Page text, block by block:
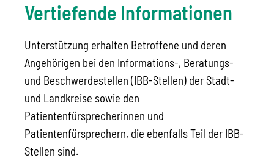
Vertiefende Informationen
Unterstützung erhalten Betroffene und deren
Angehörigen bei den Informations-, Beratungs-
und Beschwerdestellen (IBB-Stellen) der Stadt-
und Landkreise sowie den
Patientenfürsprecherinnen und
Patientenfürsprechern, die ebenfalls Teil der IBB-
Stellen sind.